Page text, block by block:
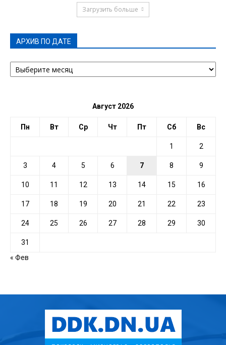
Загрузить больше
АРХИВ ПО ДАТЕ
АРХИВ
ПО
Август 2026
Пн Вт Ср Чт Пт Сб Вс
1 2
3 4 5 6 7 8 9
10 11 12 13 14 15 16
17 18 19 20 21 22 23
24 25 26 27 28 29 30
31
« Фев